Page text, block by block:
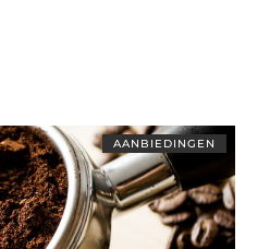
AANBIEDINGEN